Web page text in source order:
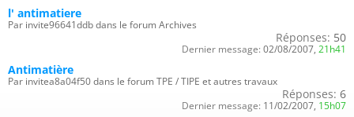
l' antimatiere
Par invite96641ddb dans le forum Archives
Réponses: 50
Dernier message: 02/08/2007, 21h41
Antimatière
Par invitea8a04f50 dans le forum TPE / TIPE et autres travaux
Réponses: 6
Dernier message: 11/02/2007, 15h07